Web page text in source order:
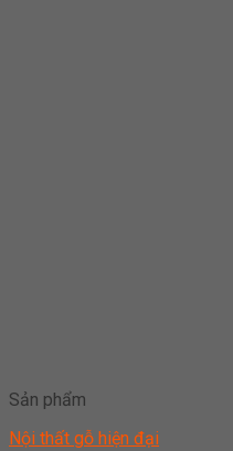
Sản phẩm
Nội thất gỗ hiện đại